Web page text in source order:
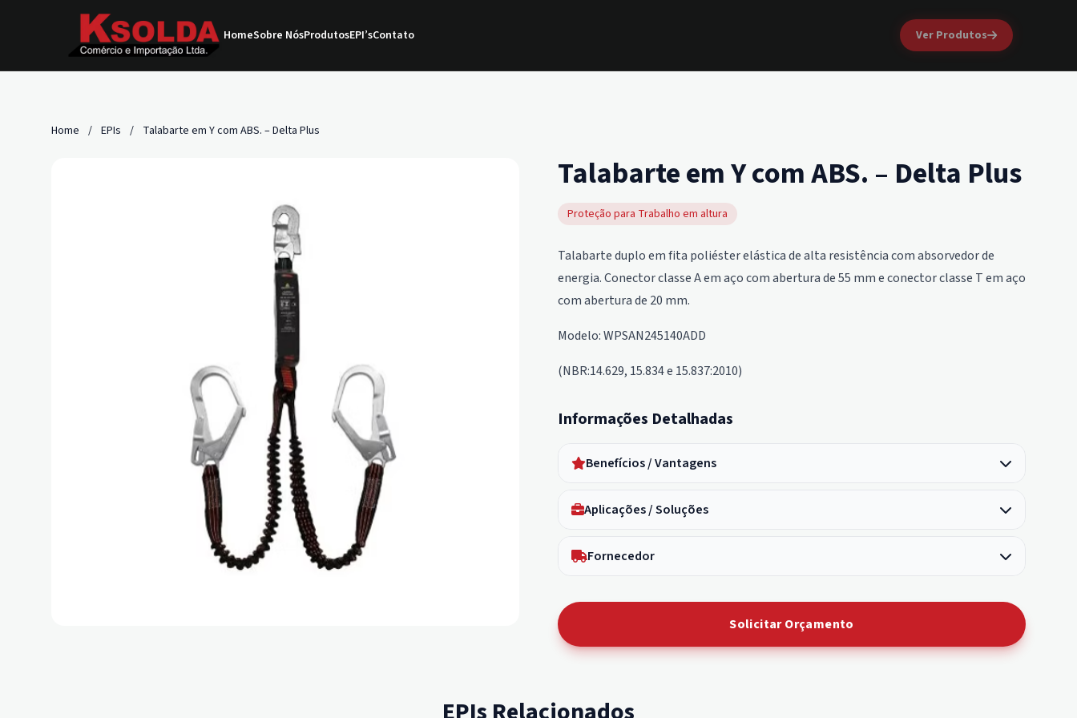
HomeSobre NósProdutosEPI’sContato Ver Produtos
Home / EPIs / Talabarte em Y com ABS. – Delta Plus
Talabarte em Y com ABS. – Delta Plus
Proteção para Trabalho em altura
Talabarte duplo em fita poliéster elástica de alta resistência com absorvedor de
energia. Conector classe A em aço com abertura de 55 mm e conector classe T em aço
com abertura de 20 mm.
Modelo: WPSAN245140ADD
(NBR:14.629, 15.834 e 15.837:2010)
Informações Detalhadas
Benefícios / Vantagens
Aplicações / Soluções
Fornecedor
Solicitar Orçamento